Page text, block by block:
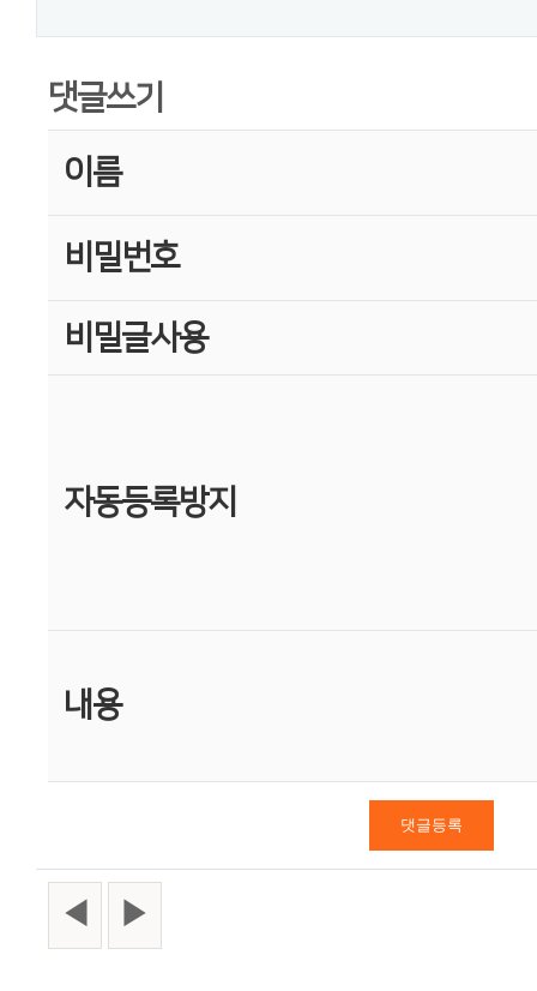
댓글쓰기
이름
비밀번호
비밀글사용
자동등록방지
내용
◀ ▶